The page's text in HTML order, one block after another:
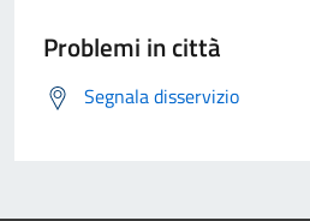
Problemi in città
Segnala disservizio